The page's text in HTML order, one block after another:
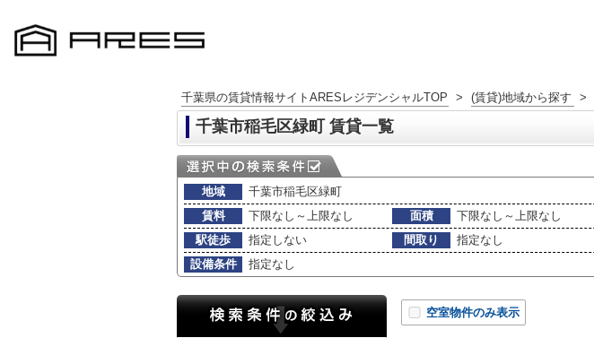
千葉県の賃貸情報サイトARESレジデンシャルTOP > (賃貸)地域から探す >
千葉市稲毛区緑町 賃貸一覧
地域
千葉市稲毛区緑町
賃料
下限なし～上限なし 面積 下限なし～上限なし
駅徒歩
指定しない 間取り
指定なし
設備条件
指定なし
空室物件のみ表示